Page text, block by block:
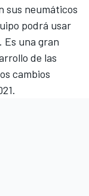
sus neumáticos
podrá usar
Es una gran
de las
cambios